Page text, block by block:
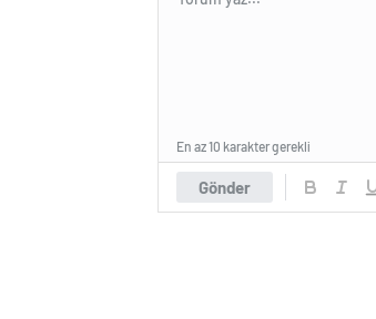
Gönder
En az 10 karakter gerekli